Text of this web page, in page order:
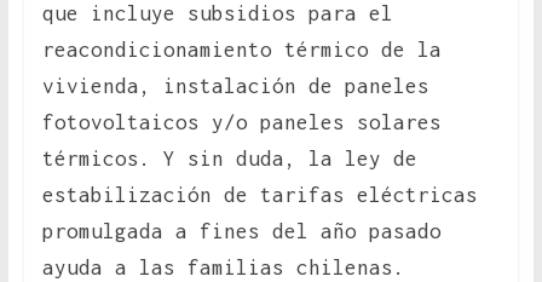
que incluye subsidios para el
reacondicionamiento térmico de la
vivienda, instalación de paneles
fotovoltaicos y/o paneles solares
térmicos. Y sin duda, la ley de
estabilización de tarifas eléctricas
promulgada a fines del año pasado
ayuda a las familias chilenas.